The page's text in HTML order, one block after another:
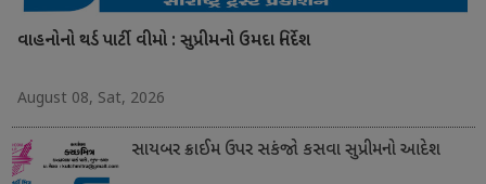
વાહનોનો થર્ડ પાર્ટી વીમો : સુપ્રીમનો ઉમદા નિર્દેશ
August 08, Sat, 2026
સાયબર ક્રાઈમ ઉપર સકંજો કસવા સુપ્રીમનો આદેશ